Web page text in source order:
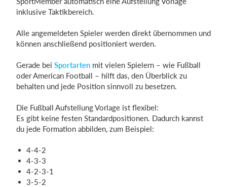
inklusive Taktikbereich.
Alle angemeldeten Spieler werden direkt übernommen und
können anschließend positioniert werden.
Gerade bei Sportarten mit vielen Spielern – wie Fußball
oder American Football – hilft das, den Überblick zu
behalten und jede Position sinnvoll zu besetzen.
Die Fußball Aufstellung Vorlage ist flexibel:
Es gibt keine festen Standardpositionen. Dadurch kannst
du jede Formation abbilden, zum Beispiel:
4-4-2
4-3-3
4-2-3-1
3-5-2